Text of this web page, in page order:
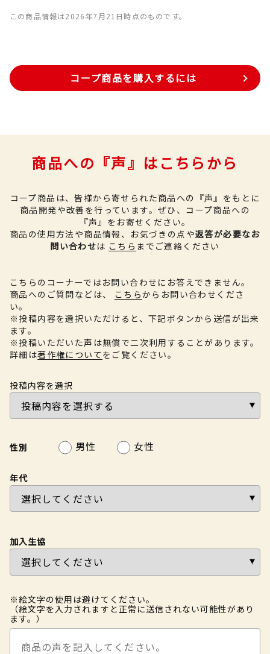
この商品情報は2026年7月21日時点のものです。
コープ商品を購入するには
商品への『声』はこちらから
コープ商品は、皆様から寄せられた商品への『声』をもとに
商品開発や改善を行っています。 ぜひ、コープ商品への
『声』をお寄せください。
商品の使用方法や商品情報、お気づきの点や返答が必要なお
問い合わせは こちら までご連絡ください
こちらのコーナーではお問い合わせにお答えできません。
商品へのご質問などは、
こちらからお問い合わせくださ
い。
※投稿内容を選択いただけると、下記ボタンから送信が出来
ます。
※投稿いただいた声は無償で二次利用することがあります。
詳細は著作権について をご覧ください。
投稿内容を選択
性別 男性 女性
年代
加入生協
※絵文字の使用は避けてください。
（絵文字を入力されますと正常に送信されない可能性があり
ます。）